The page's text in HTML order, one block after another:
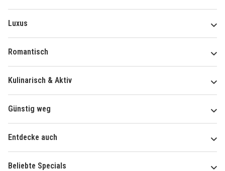
Luxus
Romantisch
Kulinarisch & Aktiv
Günstig weg
Entdecke auch
Beliebte Specials